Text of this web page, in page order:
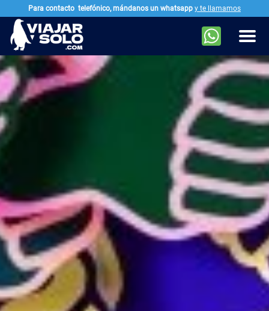
Ir al contenido principal
Para contacto telefónico, mándanos un whatsapp y te llamamos